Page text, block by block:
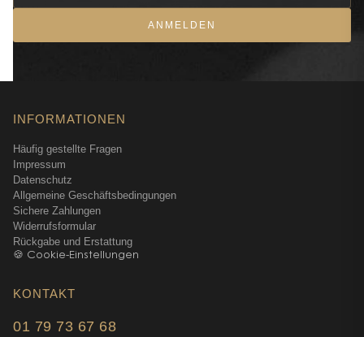
ANMELDEN
INFORMATIONEN
Häufig gestellte Fragen
Impressum
Datenschutz
Allgemeine Geschäftsbedingungen
Sichere Zahlungen
Widerrufsformular
Rückgabe und Erstattung
🍪 Cookie-Einstellungen
KONTAKT
01 79 73 67 68